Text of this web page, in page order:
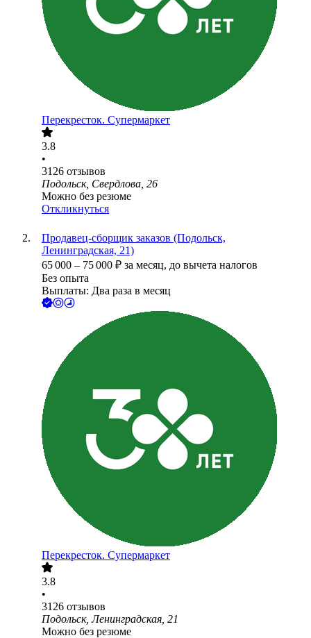
Перекресток. Супермаркет
3.8
•
3126 отзывов
Подольск, Свердлова, 26
Можно без резюме
Откликнуться
Продавец-сборщик заказов (Подольск,
Ленинградская, 21)
65 000 – 75 000 ₽ за месяц, до вычета налогов
Без опыта
Выплаты: Два раза в месяц
Перекресток. Супермаркет
3.8
•
3126 отзывов
Подольск, Ленинградская, 21
Можно без резюме